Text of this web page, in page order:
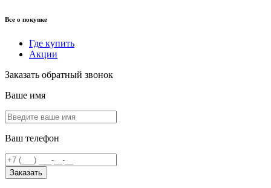
Все о покупке
Где купить
Акции
Заказать обратный звонок
Ваше имя
Ваш телефон
Заказать